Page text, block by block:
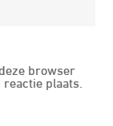
browser
plaats.